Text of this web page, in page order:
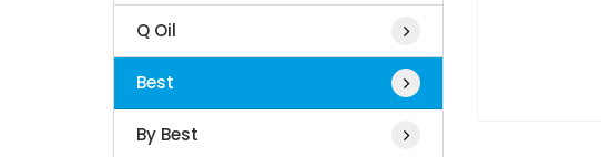
Q Oil
Best
By Best